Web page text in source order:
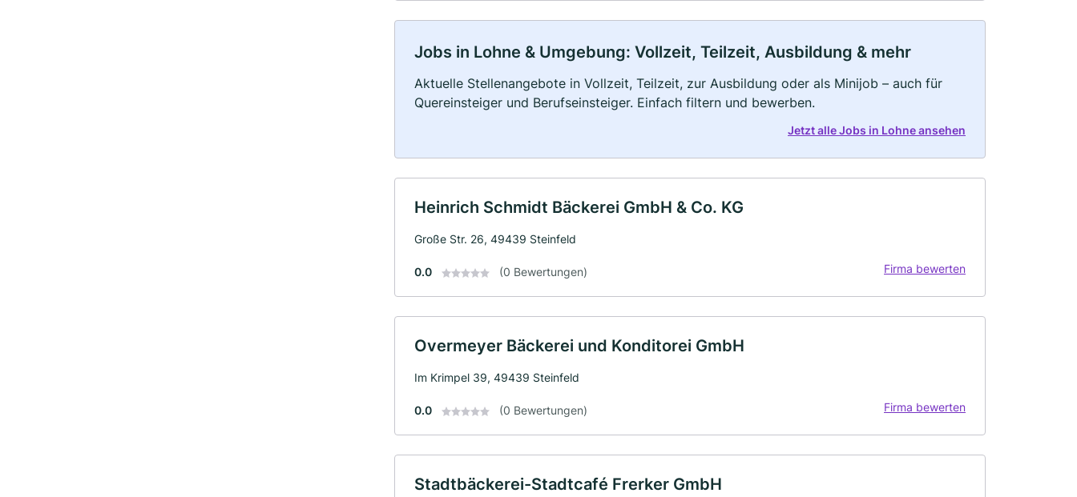
Jobs in Lohne & Umgebung: Vollzeit, Teilzeit, Ausbildung & mehr
Aktuelle Stellenangebote in Vollzeit, Teilzeit, zur Ausbildung oder als Minijob – auch für
Quereinsteiger und Berufseinsteiger. Einfach filtern und bewerben.
Jetzt alle Jobs in Lohne ansehen
Heinrich Schmidt Bäckerei GmbH & Co. KG
Große Str. 26, 49439 Steinfeld
0.0 (0 Bewertungen) Firma bewerten
Overmeyer Bäckerei und Konditorei GmbH
Im Krimpel 39, 49439 Steinfeld
0.0 (0 Bewertungen) Firma bewerten
Stadtbäckerei-Stadtcafé Frerker GmbH